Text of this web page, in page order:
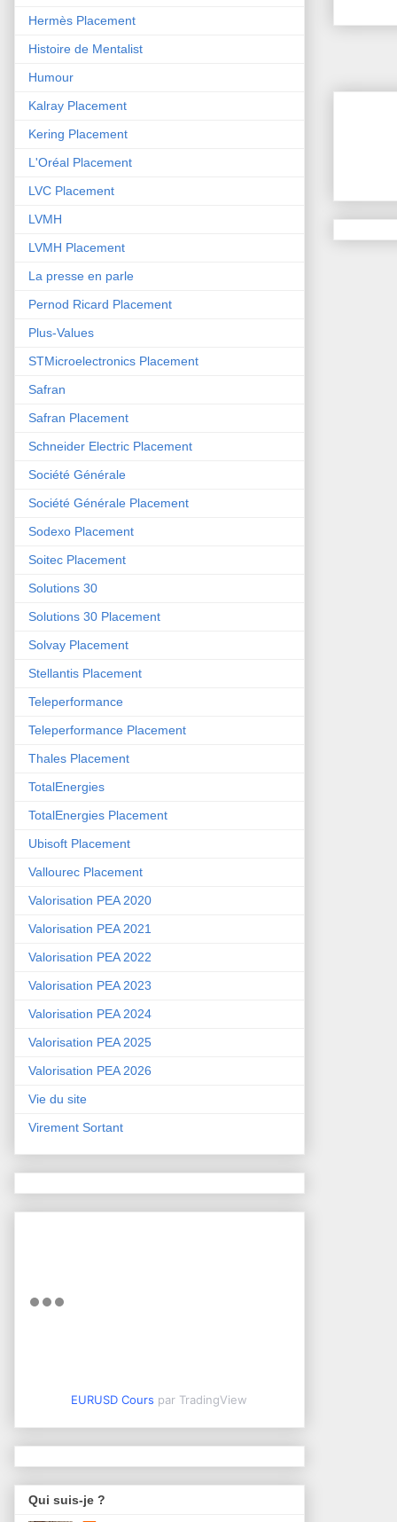
Hermès Placement
Histoire de Mentalist
Humour
Kalray Placement
Kering Placement
L'Oréal Placement
LVC Placement
LVMH
LVMH Placement
La presse en parle
Pernod Ricard Placement
Plus-Values
STMicroelectronics Placement
Safran
Safran Placement
Schneider Electric Placement
Société Générale
Société Générale Placement
Sodexo Placement
Soitec Placement
Solutions 30
Solutions 30 Placement
Solvay Placement
Stellantis Placement
Teleperformance
Teleperformance Placement
Thales Placement
TotalEnergies
TotalEnergies Placement
Ubisoft Placement
Vallourec Placement
Valorisation PEA 2020
Valorisation PEA 2021
Valorisation PEA 2022
Valorisation PEA 2023
Valorisation PEA 2024
Valorisation PEA 2025
Valorisation PEA 2026
Vie du site
Virement Sortant
EURUSD Cours par TradingView
Qui suis-je ?